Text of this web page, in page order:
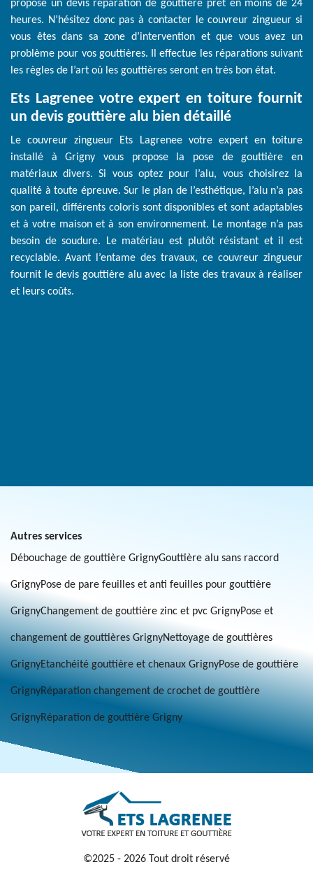
propose un devis réparation de gouttière prêt en moins de 24
heures. N’hésitez donc pas à contacter le couvreur zingueur si
vous êtes dans sa zone d’intervention et que vous avez un
problème pour vos gouttières. Il effectue les réparations suivant
les règles de l’art où les gouttières seront en très bon état.
Ets Lagrenee votre expert en toiture fournit
un devis gouttière alu bien détaillé
Le couvreur zingueur Ets Lagrenee votre expert en toiture
installé à Grigny vous propose la pose de gouttière en
matériaux divers. Si vous optez pour l’alu, vous choisirez la
qualité à toute épreuve. Sur le plan de l’esthétique, l’alu n’a pas
son pareil, différents coloris sont disponibles et sont adaptables
et à votre maison et à son environnement. Le montage n’a pas
besoin de soudure. Le matériau est plutôt résistant et il est
recyclable. Avant l’entame des travaux, ce couvreur zingueur
fournit le devis gouttière alu avec la liste des travaux à réaliser
et leurs coûts.
Autres services
Débouchage de gouttière GrignyGouttière alu sans raccord
GrignyPose de pare feuilles et anti feuilles pour gouttière
GrignyChangement de gouttière zinc et pvc GrignyPose et
changement de gouttières GrignyNettoyage de gouttières
GrignyEtanchéité gouttière et chenaux GrignyPose de gouttière
GrignyRéparation changement de crochet de gouttière
GrignyRéparation de gouttière Grigny
©2025 - 2026 Tout droit réservé